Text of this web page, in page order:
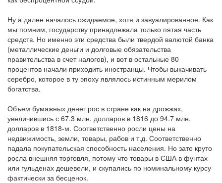
Ну а далее началось ожидаемое, хотя и завуалированное. Как
мы помним, государству принадлежала только пятая часть
средств. Но именно эти средства были твердой валютой банка
(металлические деньги и долговые обязательства
правительства в счет налогов), и вот в остальные 80
процентов начали приходить иностранцы. Чтобы выкачивать
серебро, которое в ту эпоху являлось истинным мерилом
богатства.
Объем бумажных денег рос в стране как на дрожжах,
увеличившись с 67.3 млн. долларов в 1816 до 94.7 млн.
долларов в 1818-м. Соответственно росли цены на
недвижимость, земли, товары, рабов и т.д. Соответственно
падала покупательская способность населения. Но зато круто
росла внешняя торговля, потому что товары в США в фунтах
или гульденах дешевели, и скупались по номинальному курсу
фактически за бесценок.